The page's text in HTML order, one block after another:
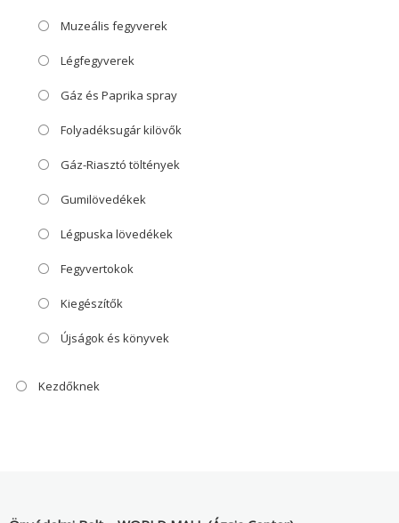
Muzeális fegyverek
Légfegyverek
Gáz és Paprika spray
Folyadéksugár kilövők
Gáz-Riasztó töltények
Gumilövedékek
Légpuska lövedékek
Fegyvertokok
Kiegészítők
Újságok és könyvek
Kezdőknek